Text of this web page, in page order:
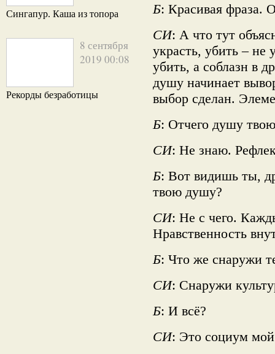
Сингапур. Каша из топора
8 сентября
2019 00:08
Рекорды безработицы
Б: Красивая фраза.
СИ: А что тут
украсть, убить – не
убить, а соблазн в
душу начинает
выбор сделан.
Б: Отчего душу
СИ: Не знаю.
Б: Вот видишь ты,
твою душу?
СИ: Не с чего.
Нравственность
Б: Что же снаружи
СИ: Снаружи
Б: И всё?
СИ: Это социум